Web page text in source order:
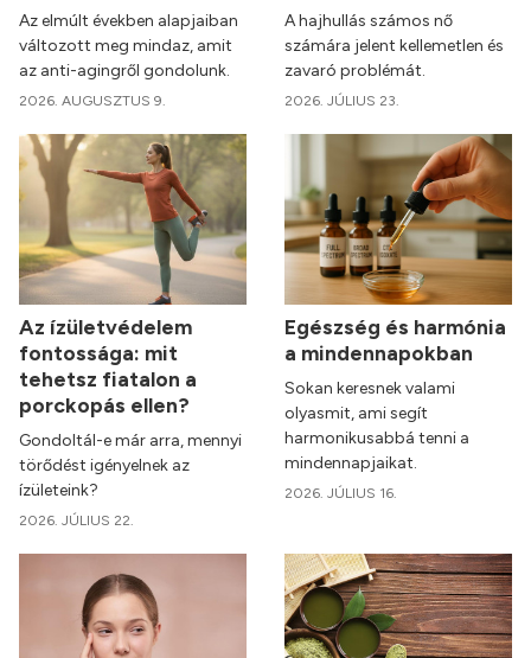
Az elmúlt években alapjaiban
változott meg mindaz, amit
az anti-agingről gondolunk.
2026. AUGUSZTUS 9.
A hajhullás számos nő
számára jelent kellemetlen és
zavaró problémát.
2026. JÚLIUS 23.
Az ízületvédelem
fontossága: mit
tehetsz fiatalon a
porckopás ellen?
Gondoltál-e már arra, mennyi
törődést igényelnek az
ízületeink?
2026. JÚLIUS 22.
Egészség és harmónia
a mindennapokban
Sokan keresnek valami
olyasmit, ami segít
harmonikusabbá tenni a
mindennapjaikat.
2026. JÚLIUS 16.